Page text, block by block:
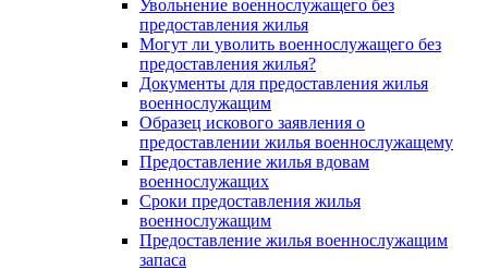
Увольнение военнослужащего без
предоставления жилья
Могут ли уволить военнослужащего без
предоставления жилья?
Документы для предоставления жилья
военнослужащим
Образец искового заявления о
предоставлении жилья военнослужащему
Предоставление жилья вдовам
военнослужащих
Сроки предоставления жилья
военнослужащим
Предоставление жилья военнослужащим
запаса